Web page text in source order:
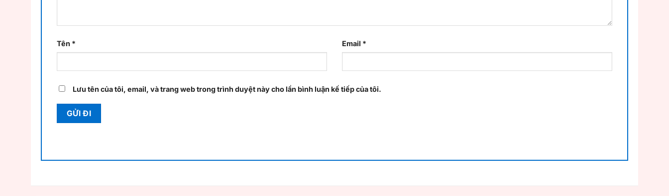
Tên * Email *
Lưu tên của tôi, email, và trang web trong trình duyệt này cho lần bình luận kế tiếp của tôi.